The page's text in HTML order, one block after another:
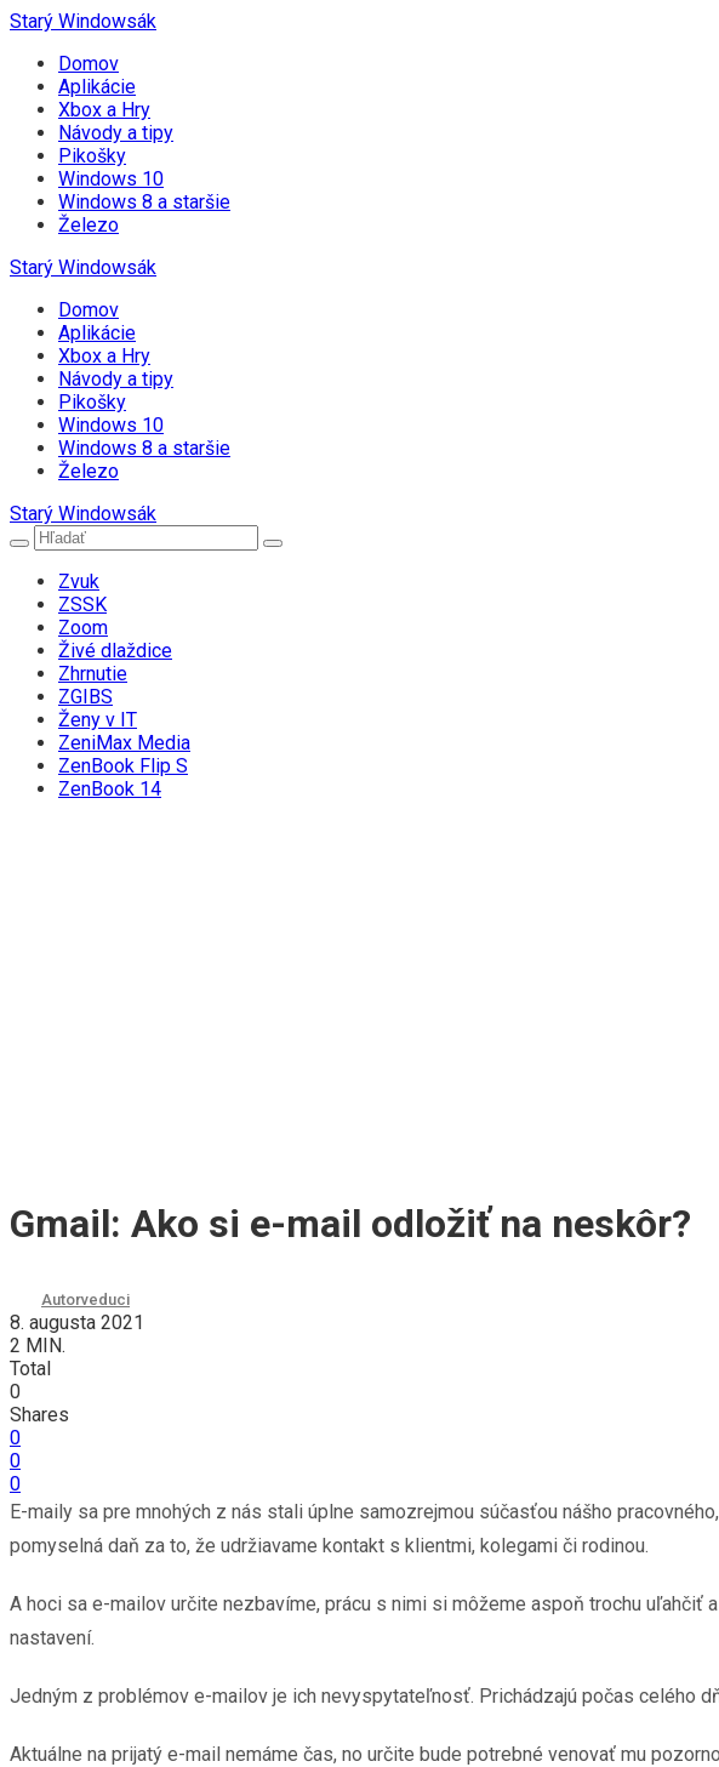
Starý Windowsák
Domov
Aplikácie
Xbox a Hry
Návody a tipy
Pikošky
Windows 10
Windows 8 a staršie
Železo
Starý Windowsák
Domov
Aplikácie
Xbox a Hry
Návody a tipy
Pikošky
Windows 10
Windows 8 a staršie
Železo
Starý Windowsák
Zvuk
ZSSK
Zoom
Živé dlaždice
Zhrnutie
ZGIBS
Ženy v IT
ZeniMax Media
ZenBook Flip S
ZenBook 14
Gmail: Ako si e-mail odložiť na neskôr?
Autorveduci
8. augusta 2021
2 MIN.
Total
0
Shares
0
0
0
E-maily sa pre mnohých z nás stali úplne samozrejmou súčasťou nášho
pomyselná daň za to, že udržiavame kontakt s klientmi, kolegami či rodinou.
A hoci sa e-mailov určite nezbavíme, prácu s nimi si môžeme aspoň trochu
nastavení.
Jedným z problémov e-mailov je ich nevyspytateľnosť. Prichádzajú počas celého
Aktuálne na prijatý e-mail nemáme čas, no určite bude potrebné venovať mu